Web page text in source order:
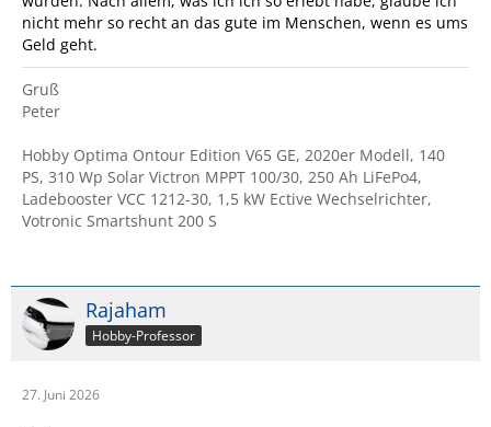
nicht mehr so recht an das gute im Menschen, wenn es ums
Geld geht.
Gruß
Peter
Hobby Optima Ontour Edition V65 GE, 2020er Modell, 140
PS, 310 Wp Solar Victron MPPT 100/30, 250 Ah LiFePo4,
Ladebooster VCC 1212-30, 1,5 kW Ective Wechselrichter,
Votronic Smartshunt 200 S
Rajaham
Hobby-Professor
27. Juni 2026